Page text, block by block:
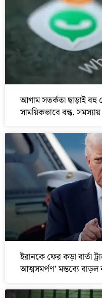
আগাম সতর্কতা ছাড়াই বহু
সাময়িকভাবে বন্ধ, সমস্যায়
ইরানকে ফের কড়া বার্তা
আত্মসমর্পণ’ মন্তব্যে